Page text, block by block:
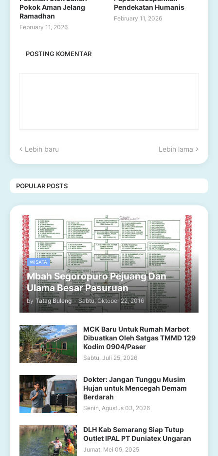
Pokok Aman Jelang
Ramadhan
February 11, 2026
Pendekatan Humanis
February 11, 2026
POSTING KOMENTAR
Lebih baru Lebih lama
POPULAR POSTS
WISATA
Mbah Segoropuro Pejuang Dan
Ulama Besar Pasuruan
by Tatag Buleng - Sabtu, Oktober 22, 2016
MCK Baru Untuk Rumah Marbot
Dibuatkan Oleh Satgas TMMD 129
Kodim 0904/Paser
Sabtu, Juli 25, 2026
Dokter: Jangan Tunggu Musim
Hujan untuk Mencegah Demam
Berdarah
Senin, Agustus 03, 2026
DLH Kab Semarang Siap Tutup
Outlet IPAL PT Duniatex Ungaran
Jumat, Mei 09, 2025